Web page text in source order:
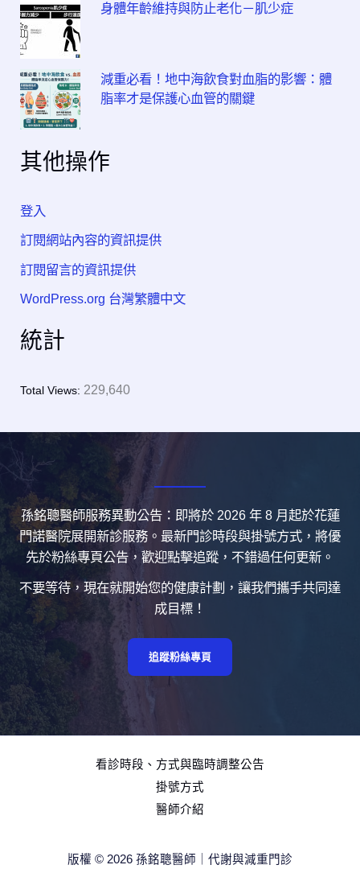
身體年齡維持與防止老化－肌少症
減重必看！地中海飲食對血脂的影響：體
脂率才是保護心血管的關鍵
其他操作
登入
訂閱網站內容的資訊提供
訂閱留言的資訊提供
WordPress.org 台灣繁體中文
統計
Total Views: 229,640
孫銘聰醫師服務異動公告：即將於 2026 年 8 月起於花蓮
門諾醫院展開新診服務。最新門診時段與掛號方式，將優
先於粉絲專頁公告，歡迎點擊追蹤，不錯過任何更新。
不要等待，現在就開始您的健康計劃，讓我們攜手共同達
成目標！
追蹤粉絲專頁
看診時段、方式與臨時調整公告
掛號方式
醫師介紹
版權 © 2026 孫銘聰醫師｜代謝與減重門診